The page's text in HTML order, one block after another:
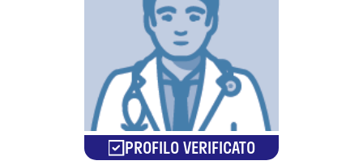
PROFILO VERIFICATO